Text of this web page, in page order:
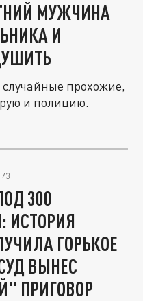
МУЖЧИНА
И
прохожие,
и полицию.
300
ИСТОРИЯ
ГОРЬКОЕ
ВЫНЕС
ПРИГОВОР